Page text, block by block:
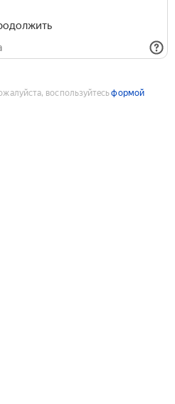
воспользуйтесьформой